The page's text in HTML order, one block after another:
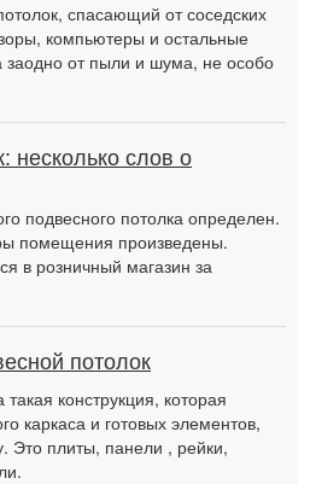
спасающий от соседских
компьютеры и остальные
заодно от пыли и шума, не особо
несколько слов о
подвесного потолка определен.
помещения произведены.
в розничный магазин за
потолок
конструкция, которая
каркаса и готовых элементов,
Это плиты, панели , рейки,